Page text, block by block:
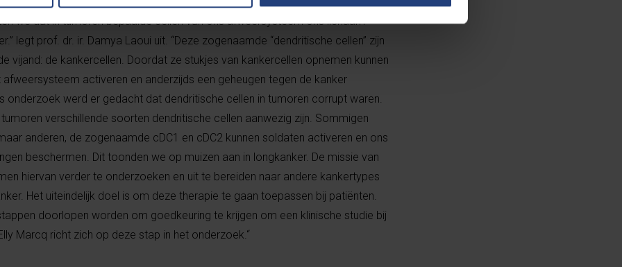
we dat in tumoren bepaalde cellen van ons afweersysteem ons lichaam
legt prof. dr. ir. Damya Laoui uit. “Deze zogenaamde “dendritische cellen” zijn
vijand: de kankercellen. Doordat ze stukjes van kankercellen opnemen kunnen
activeren en anderzijds een geheugen tegen de kanker
onderzoek werd er gedacht dat dendritische cellen in tumoren corrupt waren.
verschillende soorten dendritische cellen aanwezig zijn. Sommigen
anderen, de zogenaamde cDC1 en cDC2 kunnen soldaten activeren en ons
beschermen. Dit toonden we op muizen aan in longkanker. De missie van
hiervan verder te onderzoeken en uit te bereiden naar andere kankertypes
Het uiteindelijk doel is om deze therapie te gaan toepassen bij patiënten.
doorlopen worden om goedkeuring te krijgen om een klinische studie bij
Marcq richt zich op deze stap in het onderzoek.“